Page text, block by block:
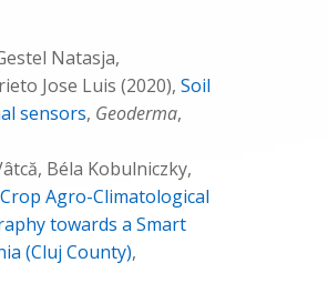
Natasja,
Jose Luis (2020), Soil
sensors, Geoderma,
Béla Kobulniczky,
Agro-Climatological
towards a Smart
(Cluj County),